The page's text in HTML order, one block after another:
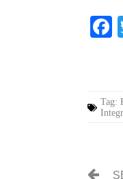
Tag: